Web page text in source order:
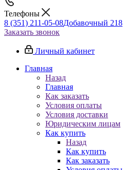
Телефоны
8 (351) 211-05-08Добавочный 218
Заказать звонок
Личный кабинет
Главная
Назад
Главная
Как заказать
Условия оплаты
Условия доставки
Юридическим лицам
Как купить
Назад
Как купить
Как заказать